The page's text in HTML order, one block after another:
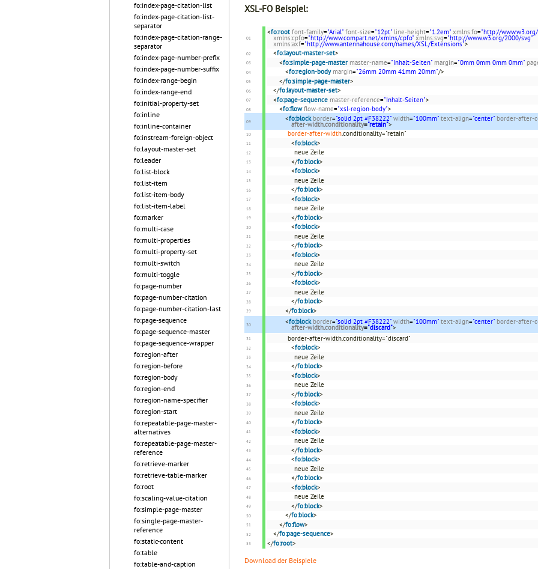
fo:index-page-citation-list
fo:index-page-citation-list-
separator
fo:index-page-citation-range-
separator
fo:index-page-number-prefix
fo:index-page-number-suffix
fo:index-range-begin
fo:index-range-end
fo:initial-property-set
fo:inline
fo:inline-container
fo:instream-foreign-object
fo:layout-master-set
fo:leader
fo:list-block
fo:list-item
fo:list-item-body
fo:list-item-label
fo:marker
fo:multi-case
fo:multi-properties
fo:multi-property-set
fo:multi-switch
fo:multi-toggle
fo:page-number
fo:page-number-citation
fo:page-number-citation-last
fo:page-sequence
fo:page-sequence-master
fo:page-sequence-wrapper
fo:region-after
fo:region-before
fo:region-body
fo:region-end
fo:region-name-specifier
fo:region-start
fo:repeatable-page-master-
alternatives
fo:repeatable-page-master-
reference
fo:retrieve-marker
fo:retrieve-table-marker
fo:root
fo:scaling-value-citation
fo:simple-page-master
fo:single-page-master-
reference
fo:static-content
fo:table
fo:table-and-caption
XSL-FO Beispiel:
<fo:root font-family="Arial" font-size="12pt" line-height="1.2em" xmlns:fo="http://
xmlns:cpfo="http://www.compart.net/xmlns/cpfo" xmlns:svg="http://www.w3.org/2000/svg"
xmlns:axf="http://www.antennahouse.com/names/XSL/Extensions">
<fo:layout-master-set>
<fo:simple-page-master master-name="Inhalt-Seiten" margin="0mm 0mm 0mm 0mm"
<fo:region-body margin="26mm 20mm 41mm 20mm"/>
</fo:simple-page-master>
</fo:layout-master-set>
<fo:page-sequence master-reference="Inhalt-Seiten">
<fo:flow flow-name="xsl-region-body">
<fo:block border="solid 2pt #F38222" width="100mm" text-align="center" border-after-
after-width.conditionality="retain">
border-after-width.conditionality="retain"
<fo:block>
neue Zeile
</fo:block>
<fo:block>
neue Zeile
</fo:block>
<fo:block>
neue Zeile
</fo:block>
<fo:block>
neue Zeile
</fo:block>
<fo:block>
neue Zeile
</fo:block>
<fo:block>
neue Zeile
</fo:block>
</fo:block>
<fo:block border="solid 2pt #F38222" width="100mm" text-align="center" border-after-
after-width.conditionality="discard">
border-after-width.conditionality="discard"
<fo:block>
neue Zeile
</fo:block>
<fo:block>
neue Zeile
</fo:block>
<fo:block>
neue Zeile
</fo:block>
<fo:block>
neue Zeile
</fo:block>
<fo:block>
neue Zeile
</fo:block>
<fo:block>
neue Zeile
</fo:block>
</fo:block>
</fo:flow>
</fo:page-sequence>
</fo:root>
Download der Beispiele